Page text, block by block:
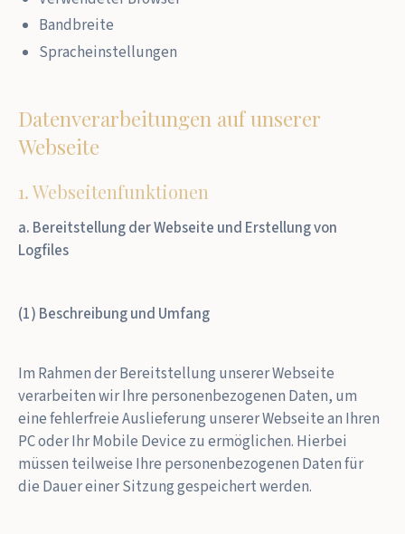
Bandbreite
Spracheinstellungen
Datenverarbeitungen auf unserer
Webseite
1. Webseitenfunktionen
a. Bereitstellung der Webseite und Erstellung von
Logfiles
(1) Beschreibung und Umfang
Im Rahmen der Bereitstellung unserer Webseite
verarbeiten wir Ihre personenbezogenen Daten, um
eine fehlerfreie Auslieferung unserer Webseite an Ihren
PC oder Ihr Mobile Device zu ermöglichen. Hierbei
müssen teilweise Ihre personenbezogenen Daten für
die Dauer einer Sitzung gespeichert werden.